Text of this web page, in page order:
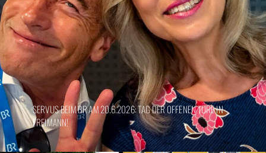
SERVUS BEIM BR AM 20.6.2026: TAG DER OFFENEN TÜRE IN
FREIMANN!